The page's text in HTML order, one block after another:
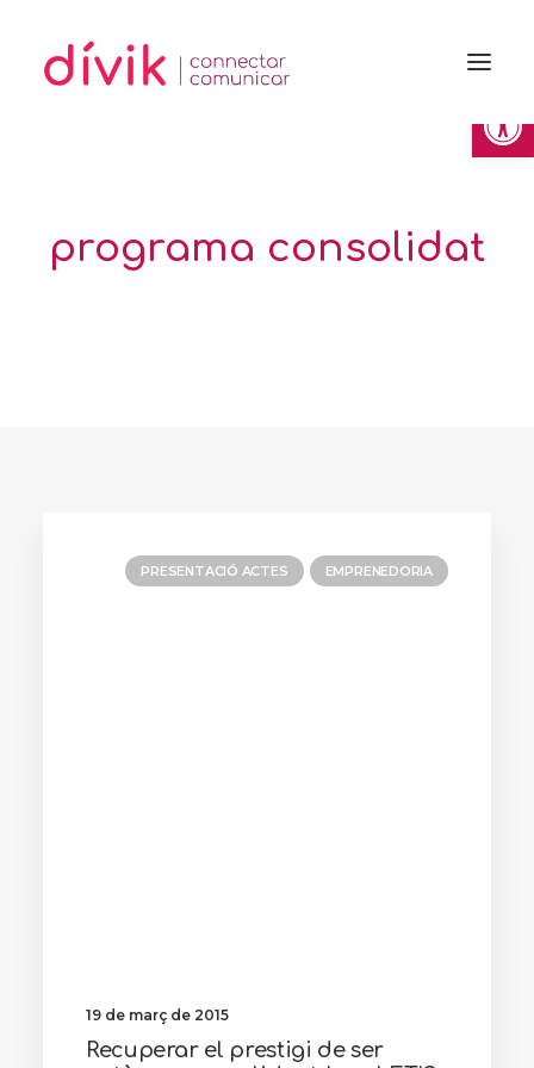
programa consolidat
PRESENTACIÓ ACTES EMPRENEDORIA
19 de març de 2015
Recuperar el prestigi de ser